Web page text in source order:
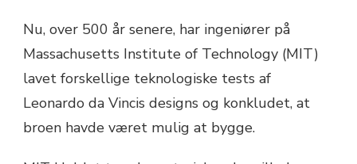
Nu, over 500 år senere, har ingeniører på
Massachusetts Institute of Technology (MIT)
lavet forskellige teknologiske tests af
Leonardo da Vincis designs og konkludet, at
broen havde været mulig at bygge.